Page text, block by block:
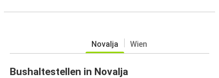
Novalja Wien
Bushaltestellen in Novalja